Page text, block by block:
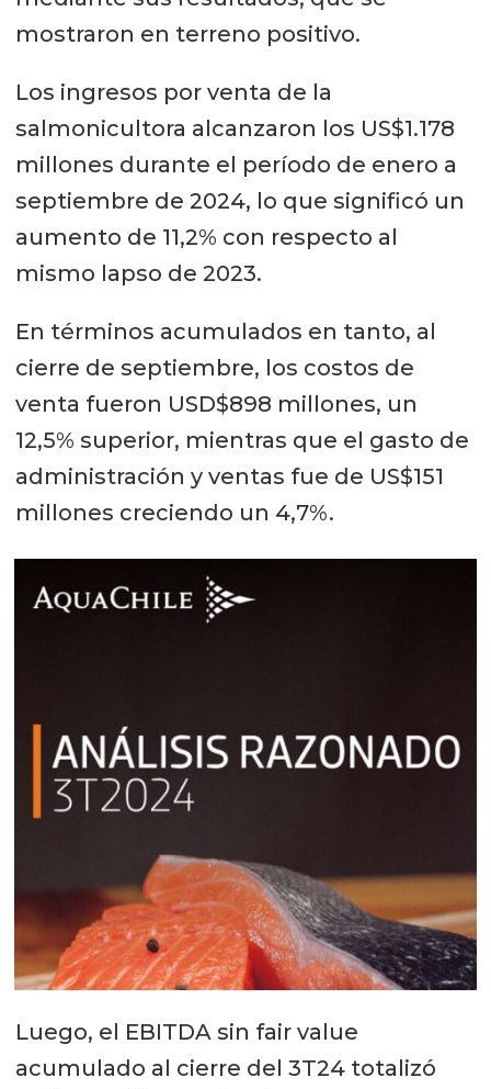
mostraron en terreno positivo.
Los ingresos por venta de la
salmonicultora alcanzaron los US$1.178
millones durante el período de enero a
septiembre de 2024, lo que significó un
aumento de 11,2% con respecto al
mismo lapso de 2023.
En términos acumulados en tanto, al
cierre de septiembre, los costos de
venta fueron USD$898 millones, un
12,5% superior, mientras que el gasto de
administración y ventas fue de US$151
millones creciendo un 4,7%.
Luego, el EBITDA sin fair value
acumulado al cierre del 3T24 totalizó